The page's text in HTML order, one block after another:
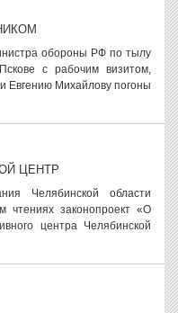
обороны РФ по тылу
с рабочим визитом,
Евгению Михайлову погоны
ЦЕНТР
Челябинской области
чтениях законопроект «О
центра Челябинской